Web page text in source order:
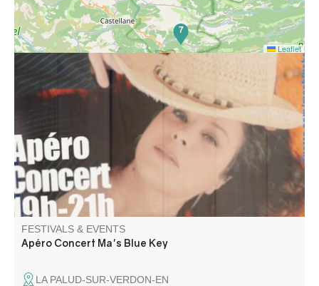
Apéro Concert avec Ma's Blue Key au Gite L'Arc en Ciel.
FESTIVALS & EVENTS
Apéro Concert Ma's Blue Key
LA PALUD-SUR-VERDON-EN
7
Leaflet